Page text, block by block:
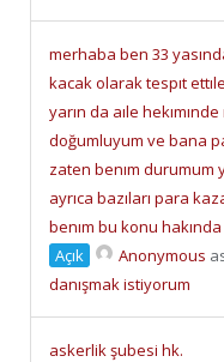
merhaba ben 33
kacak olarak tespıt
yarın da aıle
doğumluyum ve bana
zaten benım durumum
ayrıca bazıları para
benım bu konu
Açık
Anonymous
danışmak istiyorum
askerlik şubesi hk.